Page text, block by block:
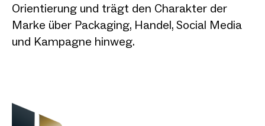
Orientierung und trägt den Charakter der
Marke über Packaging, Handel, Social Media
und Kampagne hinweg.